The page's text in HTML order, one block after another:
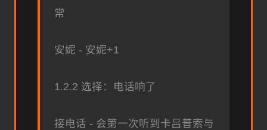
常
安妮 - 安妮+1
1.2.2 选择：电话响了
接电话 - 会第一次听到卡吕普索与